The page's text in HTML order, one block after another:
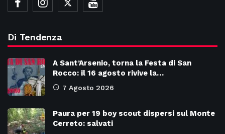
Di Tendenza
A Sant’Arsenio, torna la Festa di San
Rocco: il 16 agosto rivive la…
7 Agosto 2026
Paura per 19 boy scout dispersi sul Monte
Cerreto: salvati